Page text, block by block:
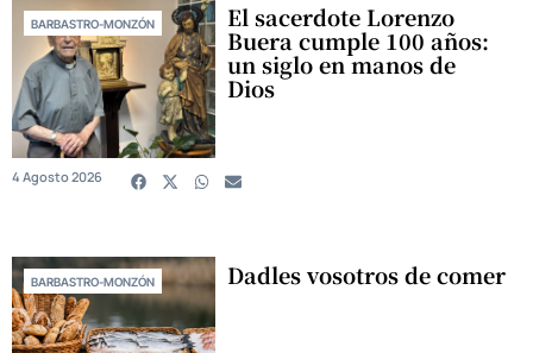
BARBASTRO-MONZÓN El sacerdote Lorenzo
Buera cumple 100 años:
un siglo en manos de
Dios
4 Agosto 2026
BARBASTRO-MONZÓN Dadles vosotros de comer